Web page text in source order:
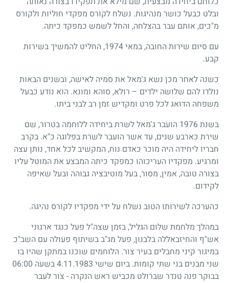
ובלט כבעל כושר מנהיגות. נשלח לקורס מפקדי חוליות ולקורס
מ"כים, אותם עבר בהצלחה, והחל לשמש כמפקד כיתה.
עם סיום שירות החובה, במאי 1974, החליט להמשיך בשירות
קבע.
כשנה לאחר מכן נשא ג'מאל את סמיה לאישה, ובשנים הבאות
נולדו להם שלושה ילדים – רולא, סוהא ומונא. הוא נודע כבעל
משפחה הדואג לכל פרט ומקדיש זמן רב לבני ביתו.
בשנת 1976 הועבר ג'מאל לשרת ביחידה ללוחמה בטרור, שם
שירת כארבע שנים, עד אשר הועבר לשרת בפלוגה כ"א. בקרב
חבריו ליחידה היה מוכר כאדם נוח, המקשיב לכל אחד, נותן עצה
ומרגיע. מפקדיו העריכוהו כמפקד כיתה המבצע את המוטל עליו
בצורה טובה, אמין, מסור, בעל מוטיבציה גבוהה ובעל שאיפה
לקידום.
כהערכה לשירותו הטוב נשלח על ידי מפקדיו לקורס נהיגה.
במהלך מלחמת שלום הגליל, בזמן שצה"ל פעל כנגד ארגוני
אש"ף והחיזבאללה בלבנון, פעל מג"ב בשיתוף פעולה עם השב"כ
במיגור קיני מחבלים בעיר צור. הלוחמים שוכנו במתקן שהיו בו
שני מבנים בני שתי קומות. ביום שישי 4.11.1983 בשעה 06:00
בבוקר פנה טנדר שברולט מכביש ראש הנקרה - צור לעבר